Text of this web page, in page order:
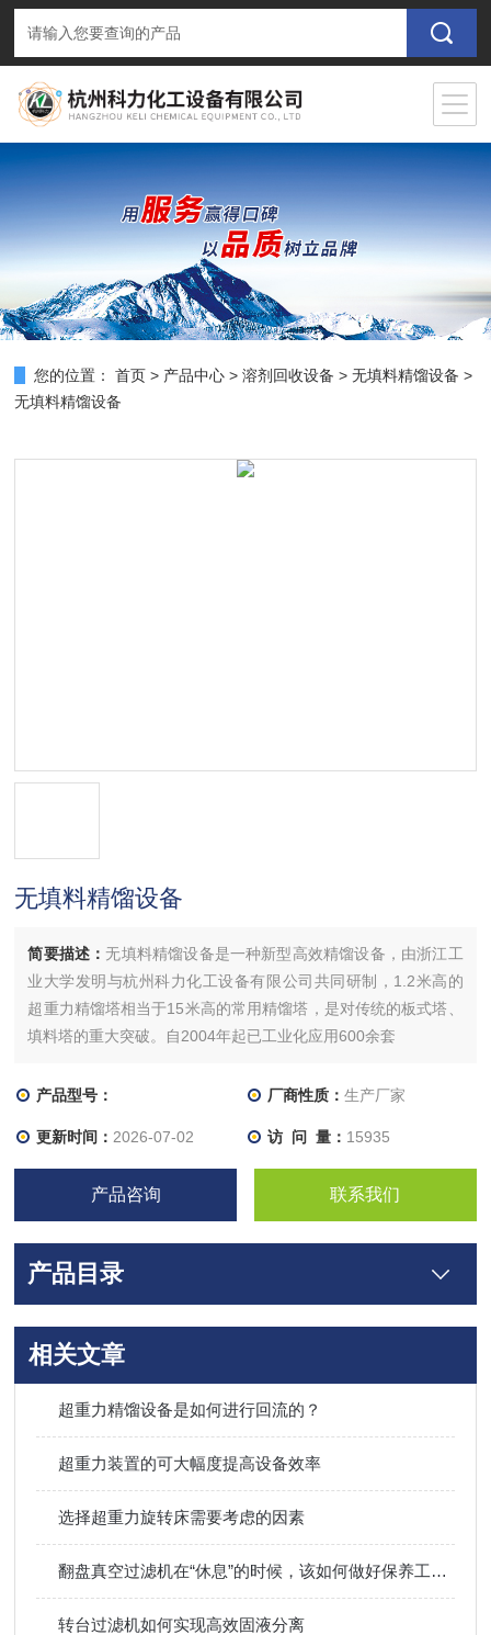
您的位置： 首页 > 产品中心 >溶剂回收设备 >无填料精馏设备 >
无填料精馏设备
无填料精馏设备
简要描述：无填料精馏设备是一种新型高效精馏设备，由浙江工
业大学发明与杭州科力化工设备有限公司共同研制，1.2米高的
超重力精馏塔相当于15米高的常用精馏塔，是对传统的板式塔、
填料塔的重大突破。自2004年起已工业化应用600余套
产品型号： 厂商性质： 生产厂家
更新时间： 2026-07-02 访 问 量： 15935
产品咨询 联系我们
产品目录
相关文章
超重力精馏设备是如何进行回流的？
超重力装置的可大幅度提高设备效率
选择超重力旋转床需要考虑的因素
翻盘真空过滤机在“休息”的时候，该如何做好保养工作呢？
转台过滤机如何实现高效固液分离